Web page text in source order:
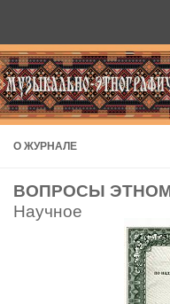
О ЖУРНАЛЕ
ВОПРОСЫ
Научное